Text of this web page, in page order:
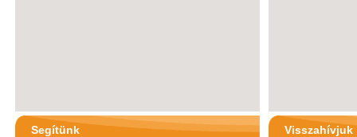
Segítünk Visszahívjuk